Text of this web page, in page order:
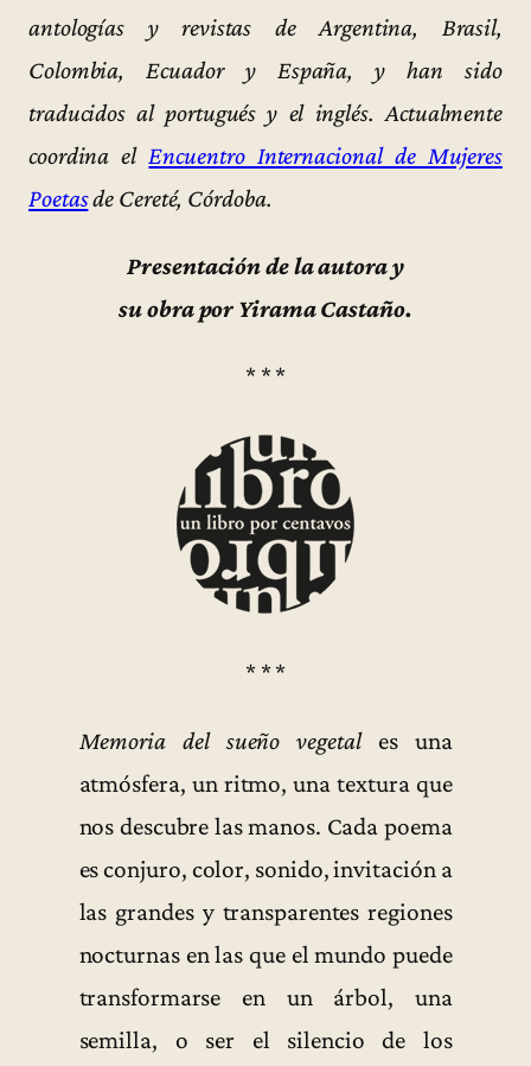
antologías y revistas de Argentina, Brasil,
Colombia, Ecuador y España, y han sido
traducidos al portugués y el inglés. Actualmente
coordina el Encuentro Internacional de Mujeres
Poetasde Cereté, Córdoba.
Presentación de la autora y
su obra por Yirama Castaño.
* * *
* * *
Memoria del sueño vegetales una
atmósfera, un ritmo, una textura que
nos descubre las manos. Cada poema
es conjuro, color, sonido, invitación a
las grandes y transparentes regiones
nocturnas en las que el mundo puede
transformarse en un árbol, una
semilla, o ser el silencio de los